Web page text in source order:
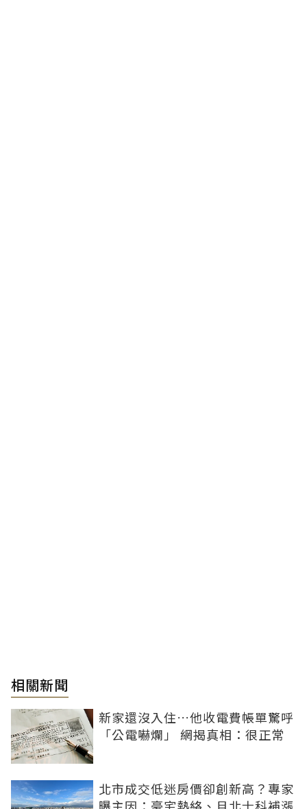
相關新聞
新家還沒入住…他收電費帳單驚呼
「公電嚇爛」 網揭真相：很正常
北市成交低迷房價卻創新高？專家
曝主因：豪宅熱絡、且北士科補漲